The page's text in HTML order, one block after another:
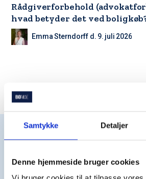
Samtykke Detaljer
Denne hjemmeside bruger cookies
Rådgiverforbehold
hvad betyder det ved
Emma Sterndorff d. 9. juli 2026
FAQ: Oftest stillede
spørgsmål om